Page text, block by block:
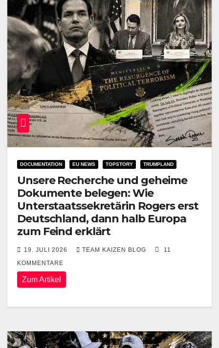
DOCUMENTATION EU NEWS TOPSTORY TRUMPLAND
Unsere Recherche und geheime
Dokumente belegen: Wie
Unterstaatssekretärin Rogers erst
Deutschland, dann halb Europa
zum Feind erklärt
19. JULI 2026 TEAM KAIZEN BLOG
11
KOMMENTARE
Zum Artikel